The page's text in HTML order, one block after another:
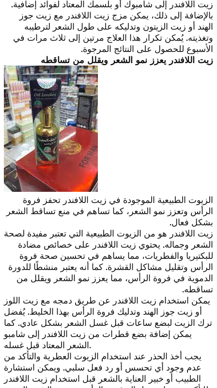
زيت اللافندر إلى شامبوك أو بلسمك المعتاد لفوائد إضافية.
بالإضافة إلى ذلك، يمكن مزج زيت اللافندر مع زيت جوز
الهند أو زيت الزيتون وتدليكه على طول الشعر لترطيبه
وتغذيته. يُمكن تكرار هذا العلاج مرتين إلى ثلاث مرات في
الأسبوع للحصول على النتائج المرجوة.
زيت اللافندر يعزز نمو الشعر ويقلل من تساقطه
الزيوت الطبيعية الموجودة في زيت اللافندر تحفز فروة
الرأس وتعزز نمو الشعر، كما تساهم في منع تساقط الشعر
بشكل فعال.
زيت اللافندر هو من الزيوت الطبيعية التي تعتبر مفيدة لصحة
الشعر وجماله. يحتوي زيت اللافندر على خصائص مضادة
للبكتيريا والفطريات، مما يساهم في تحسين صحة فروة
الرأس وتقليل مشاكل القشرة. كما أنه يعتبر منشطًا للدورة
الدموية في فروة الرأس، مما يعزز نمو الشعر ويقلل من
تساقطه.
يمكن استخدام زيت اللافندر عن طريق دمجه مع زيت اللوز
أو زيت جوز الهند وتدليك فروة الرأس بهذا الخليط. يُفضل
ترك الزيت لبضع ساعات قبل غسل الشعر بشكل عادي. كما
يمكن إضافة بضع قطرات من زيت اللافندر إلى شامبو
الشعر المعتاد قبل غسله.
يجب أخذ الحذر عند استخدام الزيوت العطرية والتأكد من
عدم وجود أي تحسس أو رد فعل سلبي. ويمكن استشارة
الطبيب أو خبير العناية بالشعر قبل استخدام زيت اللافندر